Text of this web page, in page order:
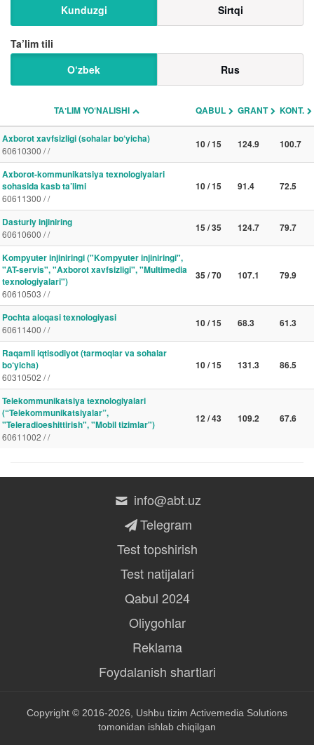
Kunduzgi
Sirtqi
Ta’lim tili
O‘zbek
Rus
TAʼLIM YO‘NALISHI QABUL GRANT KONT.
Axborot xavfsizligi (sohalar bo‘yicha)
60610300 / /
10 / 15 124.9 100.7
Axborot-kommunikatsiya texnologiyalari
sohasida kasb ta’limi
60611300 / /
10 / 15 91.4 72.5
Dasturiy injiniring
60610600 / /
15 / 35 124.7 79.7
Kompyuter injiniringi ("Kompyuter injiniringi",
"AT-servis", "Axborot xavfsizligi", "Multimedia
texnologiyalari")
60610503 / /
35 / 70 107.1 79.9
Pochta aloqasi texnologiyasi
60611400 / /
10 / 15 68.3 61.3
Raqamli iqtisodiyot (tarmoqlar va sohalar
bo‘yicha)
60310502 / /
10 / 15 131.3 86.5
Telekommunikatsiya texnologiyalari
(“Telekommunikatsiyalar”,
"Teleradioeshittirish", "Mobil tizimlar")
60611002 / /
12 / 43 109.2 67.6
info@abt.uz
Telegram
Test topshirish
Test natijalari
Qabul 2024
Oliygohlar
Reklama
Foydalanish shartlari
Copyright © 2016-2026, Ushbu tizim Activemedia Solutions
tomonidan ishlab chiqilgan